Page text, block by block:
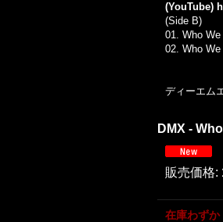
(YouTube)
(Side B)
01. Who
02. Who
ディーエム
DMX -
販売価格:
在庫わずか